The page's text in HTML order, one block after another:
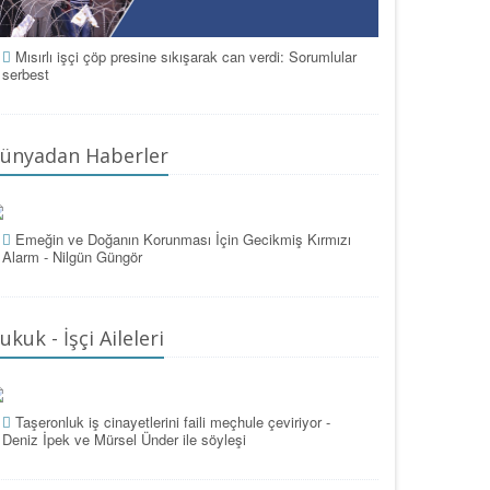
Mısırlı işçi çöp presine sıkışarak can verdi: Sorumlular
serbest
Haberler
Emeğin ve Doğanın Korunması İçin Gecikmiş Kırmızı
Alarm - Nilgün Güngör
- İşçi Aileleri
Taşeronluk iş cinayetlerini faili meçhule çeviriyor -
Deniz İpek ve Mürsel Ünder ile söyleşi